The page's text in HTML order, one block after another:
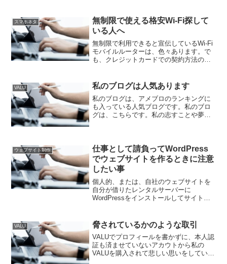
ーンインストールすることもできず、外
部SS...
スマホネタ
無制限で使える格安Wi-Fi探して
いる人へ
無制限で利用できると宣伝しているWi-Fi
モバイルルーターは、色々あります。で
も、クレジットカードでの契約方法のみ
恩恵を受けることができないと思ってい
る人も、多いと思い...
VALU 私のブログは人気あります
私のブログは、アメブロのランキングに
も入っている人気ブログです。私のブロ
グは、こちらです。私の志すことや夢、
ウェブサイト制作
仕事として請負ってWordPress
でウェブサイトを作るときに注意
したい事
個人的、または、自社のウェブサイトを
自分が借りたレンタルサーバーに
WordPressをインストールしてサイト構
請負ってWordPressを使ってウェブサイ
トを作る際に、...
VALU 脅されているかのような取引
VALUでプロフィールを書かずに、本人認
証も済ませていないアカウトから私の
VALUを購入されて悲しい思いをしていま